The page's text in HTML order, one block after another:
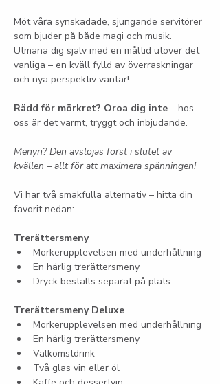
Möt våra synskadade, sjungande servitörer
som bjuder på både magi och musik.
Utmana dig själv med en måltid utöver det
vanliga – en kväll fylld av överraskningar
och nya perspektiv väntar!
Rädd för mörkret? Oroa dig inte – hos
oss är det varmt, tryggt och inbjudande.
Menyn? Den avslöjas först i slutet av
kvällen – allt för att maximera spänningen!
Vi har två smakfulla alternativ – hitta din
favorit nedan:
Trerättersmeny
Mörkerupplevelsen med underhållning
En härlig trerättersmeny
Dryck beställs separat på plats
Trerättersmeny Deluxe
Mörkerupplevelsen med underhållning
En härlig trerättersmeny
Välkomstdrink
Två glas vin eller öl